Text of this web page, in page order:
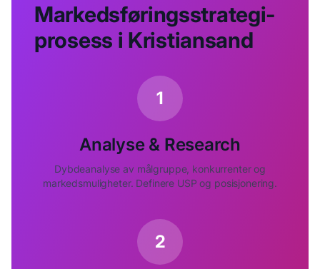
Markedsføringsstrategi-
prosess i Kristiansand
1
Analyse & Research
Dybdeanalyse av målgruppe, konkurrenter og
markedsmuligheter. Definere USP og posisjonering.
2